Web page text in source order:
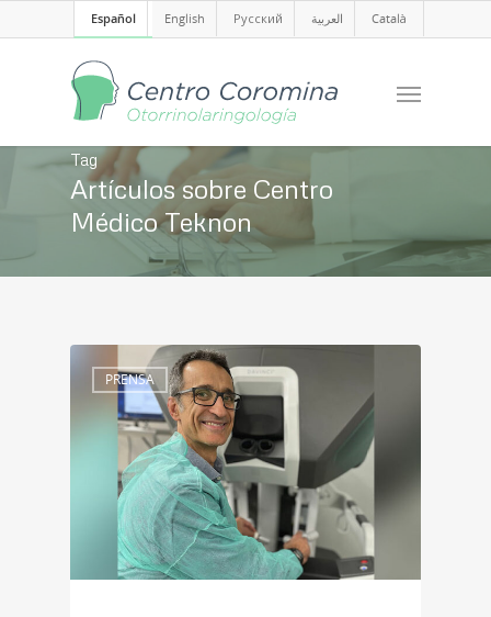
Español English Русский العربية Català
Tag
Artículos sobre Centro
Médico Teknon
PRENSA